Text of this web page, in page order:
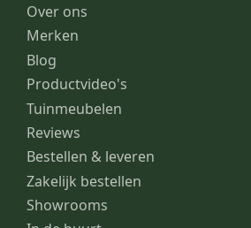
Over ons
Merken
Blog
Productvideo's
Tuinmeubelen
Reviews
Bestellen & leveren
Zakelijk bestellen
Showrooms